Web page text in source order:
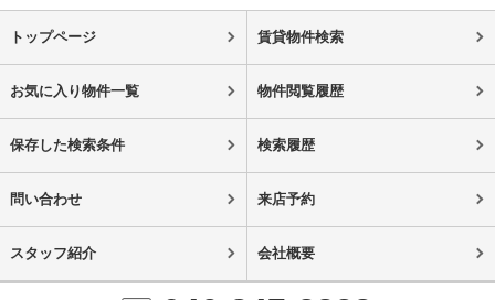
トップページ 賃貸物件検索
お気に入り物件一覧 物件閲覧履歴
保存した検索条件 検索履歴
問い合わせ 来店予約
スタッフ紹介 会社概要